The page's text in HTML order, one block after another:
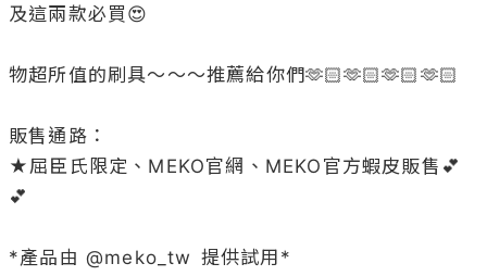
及這兩款必買😍
物超所值的刷具～～～推薦給你們🫶🏻🫶🏻🫶🏻🫶🏻
販售通路：
★屈臣氏限定、MEKO官網、MEKO官方蝦皮販售💕
💕
*產品由 @meko_tw 提供試用*